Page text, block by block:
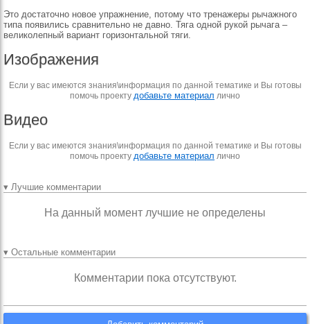
Это достаточно новое упражнение, потому что тренажеры рычажного
типа появились сравнительно не давно. Тяга одной рукой рычага –
великолепный вариант горизонтальной тяги.
Изображения
Если у вас имеются знания\информация по данной тематике и Вы готовы
помочь проекту добавьте материал лично
Видео
Если у вас имеются знания\информация по данной тематике и Вы готовы
помочь проекту добавьте материал лично
▾ Лучшие комментарии
На данный момент лучшие не определены
▾ Остальные комментарии
Комментарии пока отсутствуют.